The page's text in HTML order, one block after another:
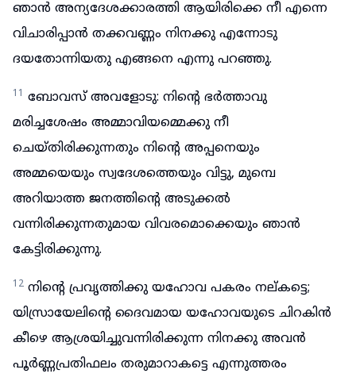
ഞാൻ അന്യദേശക്കാരത്തി ആയിരിക്കെ നീ എന്നെ
വിചാരിപ്പാൻ തക്കവണ്ണം നിനക്കു എന്നോടു
ദയതോന്നിയതു എങ്ങനെ എന്നു പറഞ്ഞു.
11 ബോവസ് അവളോടു: നിന്റെ ഭർത്താവു
മരിച്ചശേഷം അമ്മാവിയമ്മെക്കു നീ
ചെയ്തിരിക്കുന്നതും നിന്റെ അപ്പനെയും
അമ്മയെയും സ്വദേശത്തെയും വിട്ടു, മുമ്പെ
അറിയാത്ത ജനത്തിന്റെ അടുക്കൽ
വന്നിരിക്കുന്നതുമായ വിവരമൊക്കെയും ഞാൻ
കേട്ടിരിക്കുന്നു.
12 നിന്റെ പ്രവൃത്തിക്കു യഹോവ പകരം നല്കട്ടെ;
യിസ്രായേലിന്റെ ദൈവമായ യഹോവയുടെ ചിറകിൻ
കീഴെ ആശ്രയിച്ചുവന്നിരിക്കുന്ന നിനക്കു അവൻ
പൂർണ്ണപ്രതിഫലം തരുമാറാകട്ടെ എന്നുത്തരം